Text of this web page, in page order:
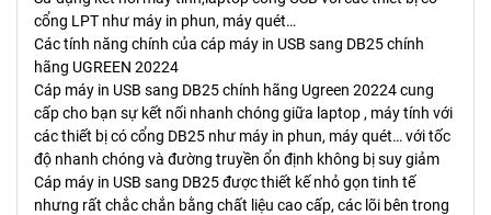
cổng LPT như máy in phun, máy quét…
Các tính năng chính của cáp máy in USB sang DB25 chính
hãng UGREEN 20224
Cáp máy in USB sang DB25 chính hãng Ugreen 20224 cung
cấp cho bạn sự kết nối nhanh chóng giữa laptop , máy tính với
các thiết bị có cổng DB25 như máy in phun, máy quét… với tốc
độ nhanh chóng và đường truyền ổn định không bị suy giảm
Cáp máy in USB sang DB25 được thiết kế nhỏ gọn tinh tế
nhưng rất chắc chắn bằng chất liệu cao cấp, các lõi bên trong